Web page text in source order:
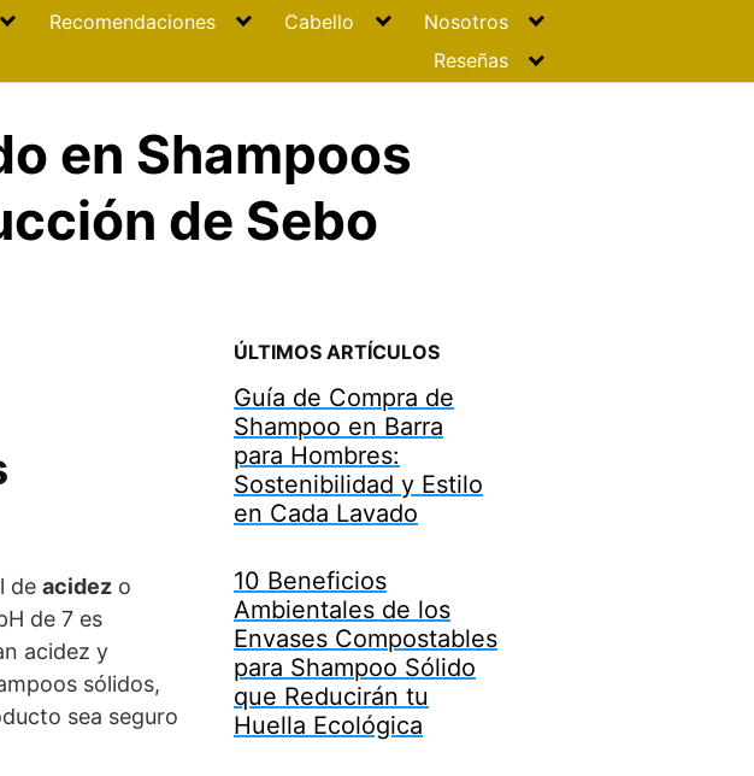
Recomendaciones Cabello
Nosotros
Reseñas
en Shampoos
de Sebo
de acidez o
de 7 es
acidez y
sólidos,
sea seguro
ÚLTIMOS ARTÍCULOS
Guía de Compra de
Shampoo en Barra
para Hombres:
Sostenibilidad y Estilo
en Cada Lavado
10 Beneficios
Ambientales de los
Envases Compostables
para Shampoo Sólido
que Reducirán tu
Huella Ecológica